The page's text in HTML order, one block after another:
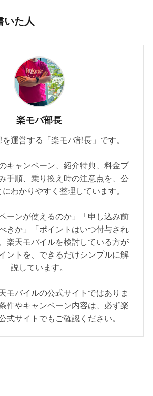
いた人
楽モバ部長
運営する「楽モバ部長」です。
キャンペーン、紹介特典、料金プ
手順、乗り換え時の注意点を、公
わかりやすく整理しています。
ーンが使えるのか」「申し込み前
きか」「ポイントはいつ付与され
楽天モバイルを検討している方が
ントを、できるだけシンプルに解
説しています。
モバイルの公式サイトではありま
件やキャンペーン内容は、必ず楽
式サイトでもご確認ください。